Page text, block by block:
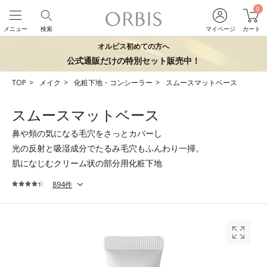
マイページ
0
カート
検索
メニュー
オルビス初めての方へ
公式通販だけの特別セット販売中！
TOP メイク 化粧下地・コンシーラー スムースマットベース
スムースマットベース
鼻や頬の気になる毛穴をさっとカバーし
光の反射と吸湿成分でたるみ毛穴もふんわり一掃。
肌になじむクリーム状の部分用化粧下地
894件